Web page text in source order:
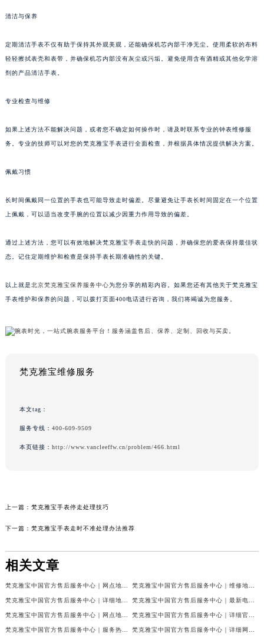
清洁与保养
定期清洁手表不仅有助于保持其外观美观，还能确保机芯内部干净无尘。使用柔软的布料
轻轻擦拭表壳和表带，并确保机芯内部没有灰尘或污垢。避免使用含有酒精或其他化学溶
剂的产品清洁手表。
专业检查与维修
如果上述方法不能解决问题，或者您不确定如何操作时，请及时联系专业的钟表维修服
务。专业的技师可以对您的梵克雅宝手表进行全面检查，并根据具体情况提供解决方案。
佩戴习惯
长时间佩戴同一位置的手表也可能导致走时偏差。尽量避免让手表长时间固定在一个位置
上佩戴，可以适当改变手腕的位置以减少因重力作用导致的偏差。
通过上述方法，您可以有效地解决梵克雅宝手表走快的问题，并确保您的爱表保持最佳状
态。记住定期维护和检查是保持手表长期准确性的关键。
以上就是北京梵克雅宝保养服务中心为您分享的精彩内容。如果您还有其他关于梵克雅宝
手表维护和保养的问题，可以拨打页面400电话进行咨询，我们将竭诚为您服务。
梵克雅宝维修服务
本文tag：
服务专线： 400-609-9509
本页链接： http://www.vancleeffw.cn/problem/466.html
上一篇： 梵克雅宝手表停走处理技巧
下一篇： 梵克雅宝手表走时不准处理办法推荐
相关文章